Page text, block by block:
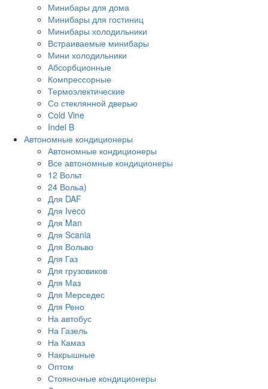
Минибары для дома
Минибары для гостиниц
Минибары холодильники
Встраиваемые минибары
Мини холодильники
Абсорбционные
Компрессорные
Термоэлектические
Со стеклянной дверью
Сold Vine
Indel B
Автономные кондиционеры
Автономные кондиционеры
Все автономные кондиционеры
12 Вольт
24 Вольа)
Для DAF
Для Iveco
Для Man
Для Scania
Для Вольво
Для Газ
Для грузовиков
Для Маз
Для Мерседес
Для Рено
На автобус
На Газель
На Камаз
Накрышные
Оптом
Стояночные кондиционеры